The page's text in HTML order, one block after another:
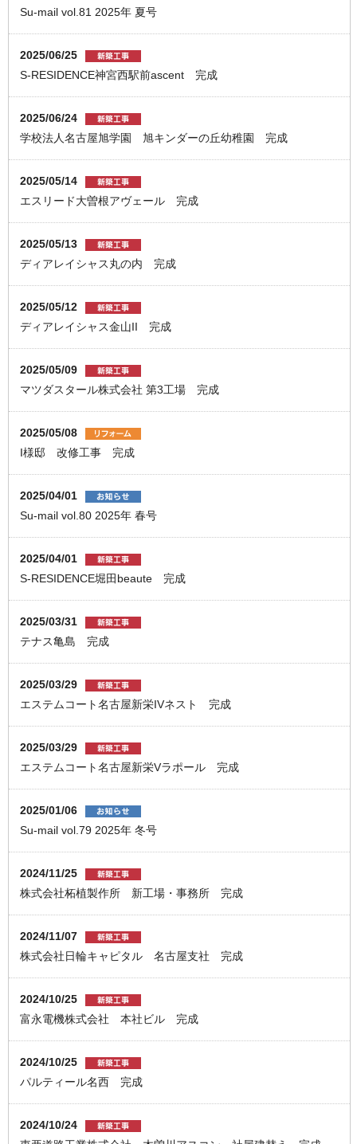
Su-mail vol.81 2025年 夏号
2025/06/25
S-RESIDENCE神宮西駅前ascent 完成
2025/06/24
学校法人名古屋旭学園 旭キンダーの丘幼稚園 完成
2025/05/14
エスリード大曽根アヴェール 完成
2025/05/13
ディアレイシャス丸の内 完成
2025/05/12
ディアレイシャス金山II 完成
2025/05/09
マツダスタール株式会社 第3工場 完成
2025/05/08
I様邸 改修工事 完成
2025/04/01
Su-mail vol.80 2025年 春号
2025/04/01
S-RESIDENCE堀田beaute 完成
2025/03/31
テナス亀島 完成
2025/03/29
エステムコート名古屋新栄IVネスト 完成
2025/03/29
エステムコート名古屋新栄Vラポール 完成
2025/01/06
Su-mail vol.79 2025年 冬号
2024/11/25
株式会社柘植製作所 新工場・事務所 完成
2024/11/07
株式会社日輪キャピタル 名古屋支社 完成
2024/10/25
富永電機株式会社 本社ビル 完成
2024/10/25
パルティール名西 完成
2024/10/24